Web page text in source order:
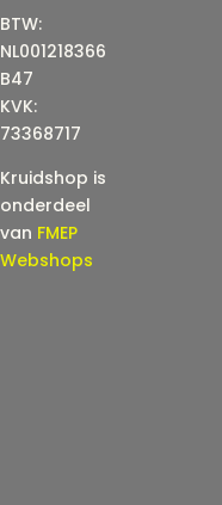
BTW:
NL001218366
B47
KVK:
73368717
Kruidshop is
onderdeel
van FMEP
Webshops